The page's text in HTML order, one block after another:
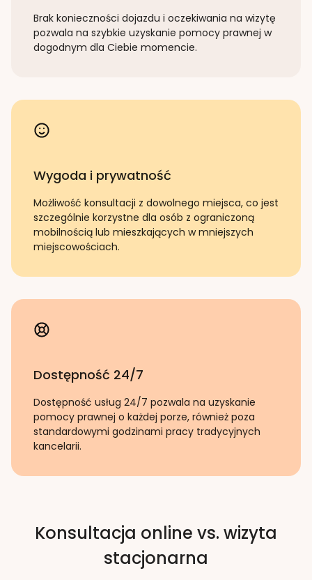
Brak konieczności dojazdu i oczekiwania na wizytę
pozwala na szybkie uzyskanie pomocy prawnej w
dogodnym dla Ciebie momencie.
Wygoda i prywatność
Możliwość konsultacji z dowolnego miejsca, co jest
szczególnie korzystne dla osób z ograniczoną
mobilnością lub mieszkających w mniejszych
miejscowościach.
Dostępność 24/7
Dostępność usług 24/7 pozwala na uzyskanie
pomocy prawnej o każdej porze, również poza
standardowymi godzinami pracy tradycyjnych
kancelarii.
Konsultacja online vs. wizyta
stacjonarna